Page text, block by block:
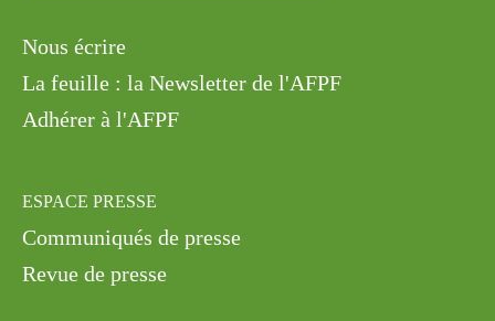
Nous écrire
La feuille : la Newsletter de l'AFPF
Adhérer à l'AFPF
ESPACE PRESSE
Communiqués de presse
Revue de presse